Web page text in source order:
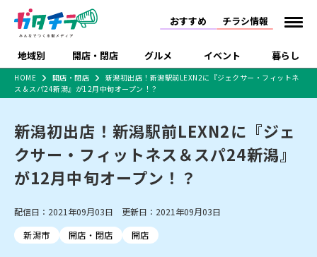
おすすめ チラシ情報
地域別 開店・閉店 グルメ イベント 暮らし
新潟市 下越
中越
佐渡
開店 閉店
リニューアル・移転 休業 開店まとめ
新潟市・開店
新潟市・閉店
長岡市・開店
長岡市・閉店
上越市・開店
ラーメン・開店
ラーメン・閉店
ラーメン 現地レポート
和食
スイーツ
体験・販売 祭り・伝統行事
趣味・展示会
スポーツ
施設・ショップ
住宅メーカー・工務
店
食品メーカー・県産
習い事・塾 アパレル・雑貨
特売セール インタビュー
特集・まとめ記事
セツコママ ランキング 新潟人
キャンペーン
開店まとめ
閉店まとめ 人気記事まとめ
食品スーパー・コンビ
ショッピングモール・
ドラッグストア・ホーム
センター
ファッション 生活サービス
HOME 開店・閉店
新潟初出店！新潟駅前LEXN2に『ジェクサー・フィットネ
ス＆スパ24新潟』が12月中旬オープン！？
新潟初出店！新潟駅前LEXN2に『ジェ
クサー・フィットネス＆スパ24新潟』
が12月中旬オープン！？
配信日：2021年09月03日 更新日：2021年09月03日
新潟市
開店・閉店 開店